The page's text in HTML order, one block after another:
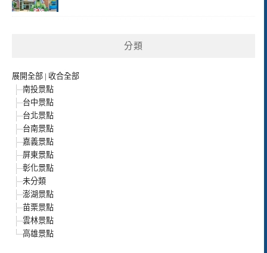
分類
展開全部 | 收合全部
南投景點
台中景點
台北景點
台南景點
嘉義景點
屏東景點
彰化景點
未分類
澎湖景點
苗栗景點
雲林景點
高雄景點